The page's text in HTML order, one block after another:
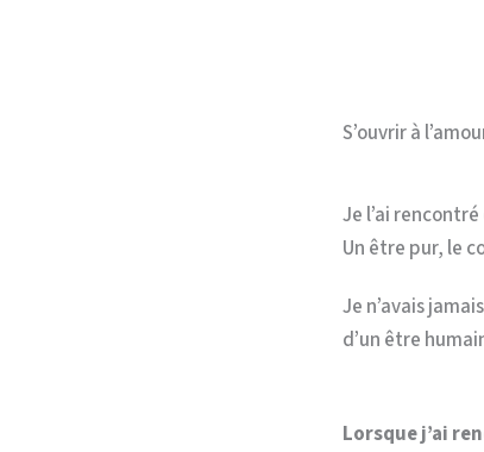
S’ouvrir à
Je l’ai
Un être pur, le
Je n’avais
d’un être
Lorsque j’ai